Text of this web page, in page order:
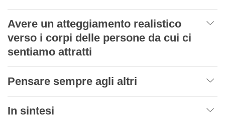
Avere un atteggiamento realistico
verso i corpi delle persone da cui ci
sentiamo attratti
Pensare sempre agli altri
In sintesi